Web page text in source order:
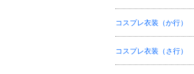
コスプレ衣装（か行）
コスプレ衣装（さ行）